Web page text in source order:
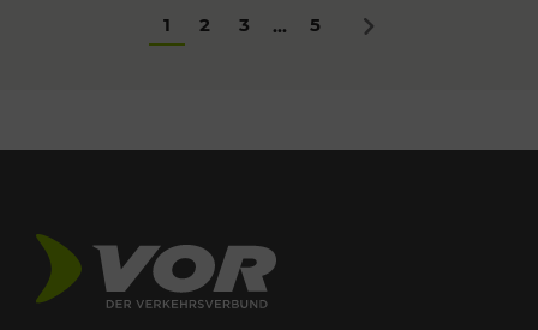
1 2 3 ... 5 Nächstes